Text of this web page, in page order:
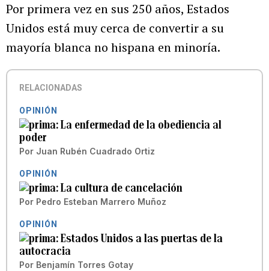
Por primera vez en sus 250 años, Estados
Unidos está muy cerca de convertir a su
mayoría blanca no hispana en minoría.
RELACIONADAS
OPINIÓN
La enfermedad de la obediencia al
poder
Por Juan Rubén Cuadrado Ortiz
OPINIÓN
La cultura de cancelación
Por Pedro Esteban Marrero Muñoz
OPINIÓN
Estados Unidos a las puertas de la
autocracia
Por Benjamín Torres Gotay